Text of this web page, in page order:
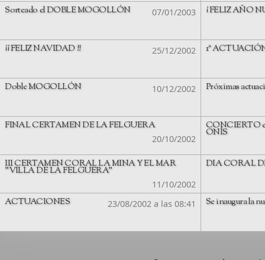
Sorteado el DOBLE MOGOLLÓN 07/01/2003 ¡ FELIZ AÑO
¡¡ FELIZ NAVIDAD !! 25/12/2002 1ª
Doble MOGOLLÓN 10/12/2002 Próximas
FINAL CERTAMEN DE LA FELGUERA
20/10/2002
CONCIERTO
ONÍS
III CERTAMEN CORAL LA MINA Y EL MAR
"VILLA DE LA FELGUERA"
11/10/2002
DIA CORAL
ACTUACIONES 23/08/2002 a las 08:41 Se inaugura la